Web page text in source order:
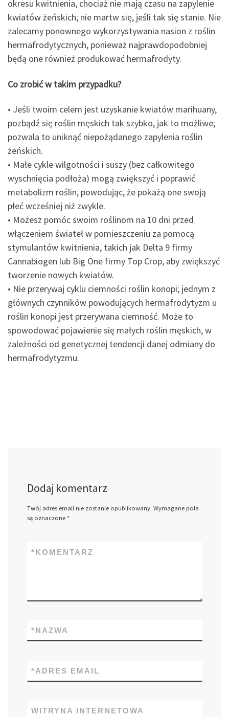
okresu kwitnienia, chociaż nie mają czasu na zapylenie
kwiatów żeńskich; nie martw się, jeśli tak się stanie. Nie
zalecamy ponownego wykorzystywania nasion z roślin
hermafrodytycznych, ponieważ najprawdopodobniej
będą one również produkować hermafrodyty.
Co zrobić w takim przypadku?
• Jeśli twoim celem jest uzyskanie kwiatów marihuany,
pozbądź się roślin męskich tak szybko, jak to możliwe;
pozwala to uniknąć niepożądanego zapylenia roślin
żeńskich.
• Małe cykle wilgotności i suszy (bez całkowitego
wyschnięcia podłoża) mogą zwiększyć i poprawić
metabolizm roślin, powodując, że pokażą one swoją
płeć wcześniej niż zwykle.
• Możesz pomóc swoim roślinom na 10 dni przed
włączeniem świateł w pomieszczeniu za pomocą
stymulantów kwitnienia, takich jak Delta 9 firmy
Cannabiogen lub Big One firmy Top Crop, aby zwiększyć
tworzenie nowych kwiatów.
• Nie przerywaj cyklu ciemności roślin konopi; jednym z
głównych czynników powodujących hermafrodytyzm u
roślin konopi jest przerywana ciemność. Może to
spowodować pojawienie się małych roślin męskich, w
zależności od genetycznej tendencji danej odmiany do
hermafrodytyzmu.
Dodaj komentarz
Twój adres email nie zostanie opublikowany. Wymagane pola
są oznaczone *
KOMENTARZ
*
NAZWA
*
ADRES EMAIL
*
WITRYNA INTERNETOWA